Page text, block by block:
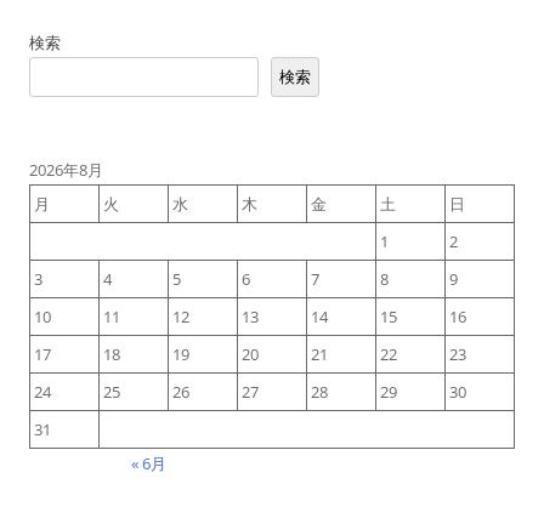
検索
検索
2026年8月
月
火 水 木 金 土
日
1
2
3
4 5 6 7 8
9
10
11 12 13 14 15
16
17
18 19 20 21 22
23
24
25 26 27 28 29
30
31
« 6月